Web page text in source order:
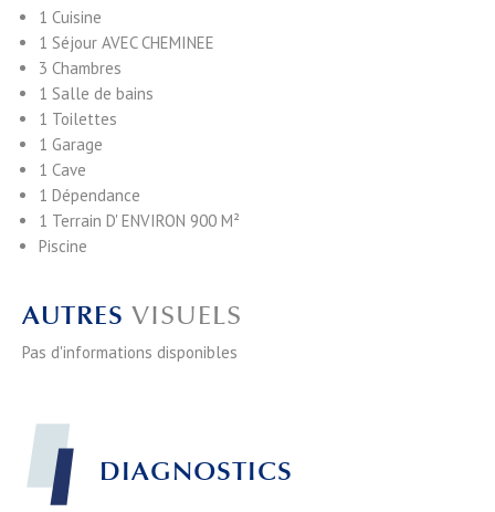
1 Cuisine
1 Séjour AVEC CHEMINEE
3 Chambres
1 Salle de bains
1 Toilettes
1 Garage
1 Cave
1 Dépendance
1 Terrain D' ENVIRON 900 M²
Piscine
AUTRES VISUELS
Pas d'informations disponibles
DIAGNOSTICS